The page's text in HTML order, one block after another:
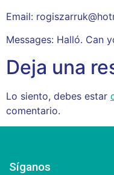
Email:
Messages: Halló. Can
Deja una
Lo siento, debes estar
comentario.
Síganos